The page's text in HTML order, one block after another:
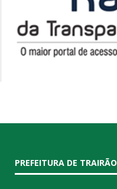
PREFEITURA DE TRAIRÃO